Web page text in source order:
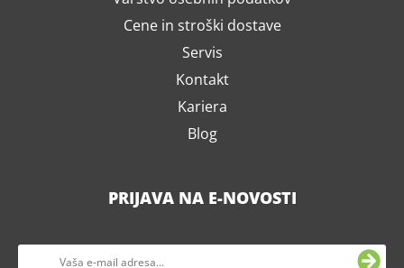
Cene in stroški dostave
Servis
Kontakt
Kariera
Blog
PRIJAVA NA E-NOVOSTI